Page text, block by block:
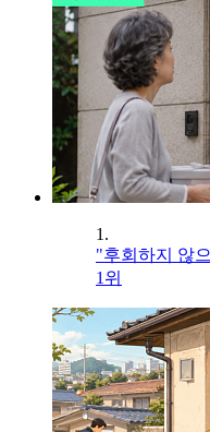
1.
"후회하지 않
1위